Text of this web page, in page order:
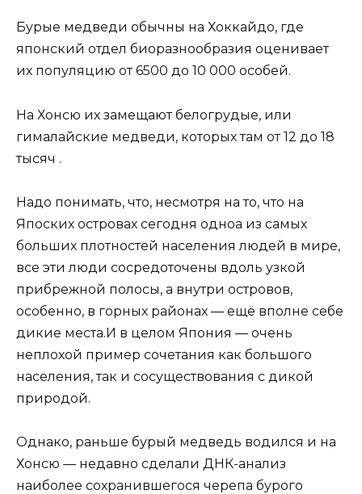
Бурые медведи обычны на Хоккайдо, где
японский отдел биоразнообразия оценивает
их популяцию от 6500 до 10 000 особей.
На Хонсю их замещают белогрудые, или
гималайские медведи, которых там от 12 до 18
тысяч .
Надо понимать, что, несмотря на то, что на
Япоских островах сегодня одноа из самых
больших плотностей населения людей в мире,
все эти люди сосредоточены вдоль узкой
прибрежной полосы, а внутри островов,
особенно, в горных районах — ещё вполне себе
дикие места.И в целом Япония — очень
неплохой пример сочетания как большого
населения, так и сосуществования с дикой
природой.
Однако, раньше бурый медведь водился и на
Хонсю — недавно сделали ДНК-анализ
наиболее сохранившегося черепа бурого